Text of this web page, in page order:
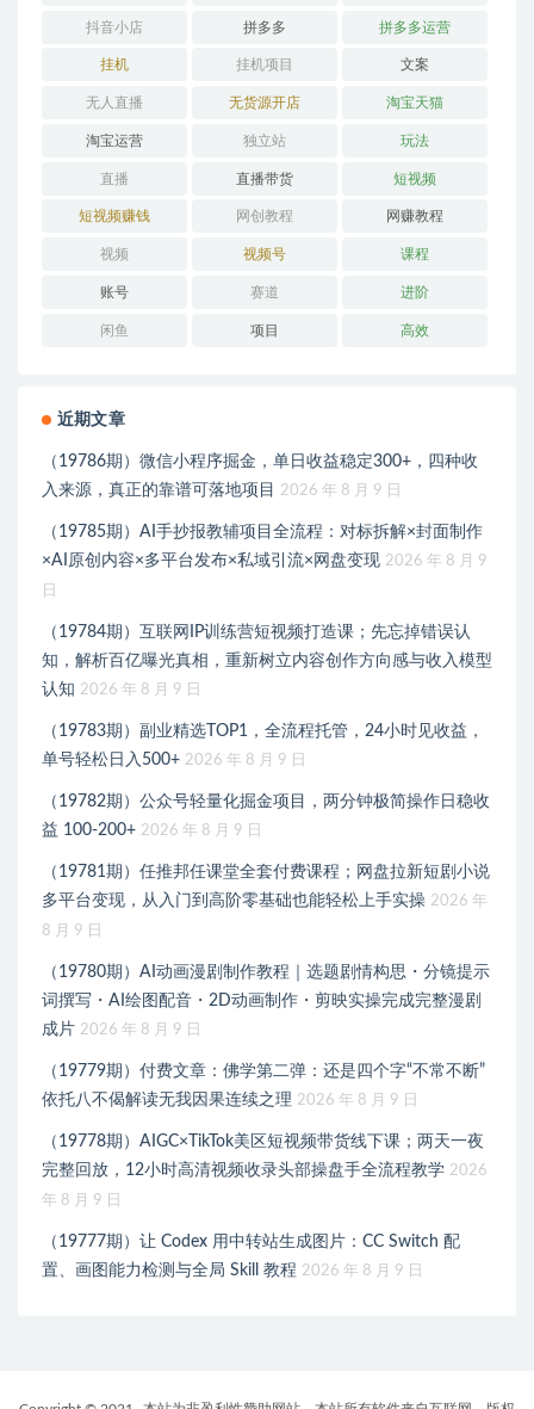
抖音小店 拼多多 拼多多运营
挂机 挂机项目 文案
无人直播 无货源开店 淘宝天猫
淘宝运营 独立站 玩法
直播 直播带货 短视频
短视频赚钱 网创教程 网赚教程
视频 视频号 课程
账号 赛道 进阶
闲鱼 项目 高效
近期文章
（19786期）微信小程序掘金，单日收益稳定300+，四种收
入来源，真正的靠谱可落地项目
2026 年 8 月 9 日
（19785期）AI手抄报教辅项目全流程：对标拆解×封面制作
×AI原创内容×多平台发布×私域引流×网盘变现 2026 年 8 月 9
日
（19784期）互联网IP训练营短视频打造课；先忘掉错误认
知，解析百亿曝光真相，重新树立内容创作方向感与收入模型
认知 2026 年 8 月 9 日
（19783期）副业精选TOP1，全流程托管，24小时见收益，
单号轻松日入500+ 2026 年 8 月 9 日
（19782期）公众号轻量化掘金项目，两分钟极简操作日稳收
益 100-200+ 2026 年 8 月 9 日
（19781期）任推邦任课堂全套付费课程；网盘拉新短剧小说
多平台变现，从入门到高阶零基础也能轻松上手实操 2026 年
8 月 9 日
（19780期）AI动画漫剧制作教程｜选题剧情构思・分镜提示
词撰写・AI绘图配音・2D动画制作・剪映实操完成完整漫剧
成片 2026 年 8 月 9 日
（19779期）付费文章：佛学第二弹：还是四个字“不常不断”
依托八不偈解读无我因果连续之理 2026 年 8 月 9 日
（19778期）AIGC×TikTok美区短视频带货线下课；两天一夜
完整回放，12小时高清视频收录头部操盘手全流程教学 2026
年 8 月 9 日
（19777期）让 Codex 用中转站生成图片：CC Switch 配
置、画图能力检测与全局 Skill 教程 2026 年 8 月 9 日